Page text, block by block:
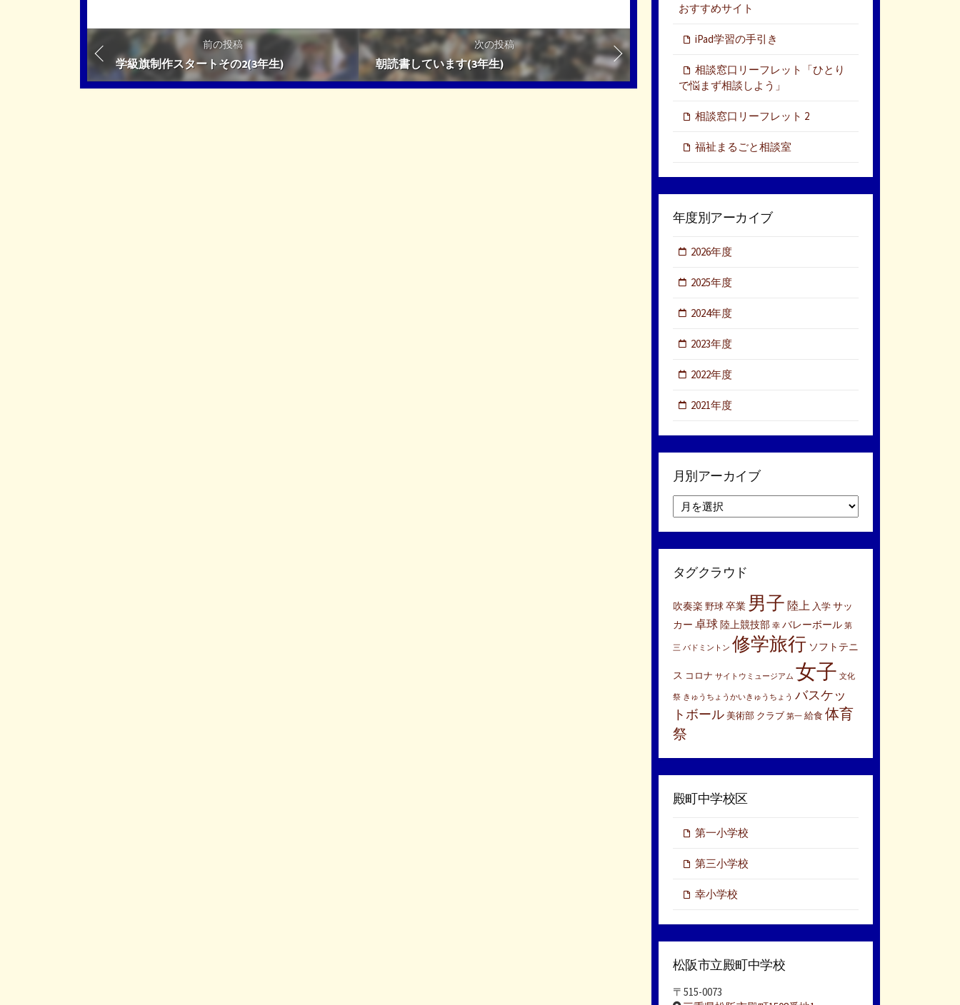
前の投稿
学級旗制作スタートその2(3年生)
次の投稿
朝読書しています(3年生)
おすすめサイト
iPad学習の手引き
相談窓口リーフレット「ひとり
で悩まず相談しよう」
相談窓口リーフレット 2
福祉まるごと相談室
年度別アーカイブ
2026年度
2025年度
2024年度
2023年度
2022年度
2021年度
月別アーカイブ
別
ア
ー
イ
タグクラウド
吹奏楽 野球 卒業 男子 陸上 入学 サッ
カー 卓球陸上競技部 幸 バレーボール 第
三 バドミントン 修学旅行 ソフトテニ
ス コロナ サイトウミュージアム 女子 文化
祭 きゅうちょうかいきゅうちょう バスケッ
トボール 美術部 クラブ 第一 給食 体育
祭
殿町中学校区
第一小学校
第三小学校
幸小学校
松阪市立殿町中学校
〒515-0073